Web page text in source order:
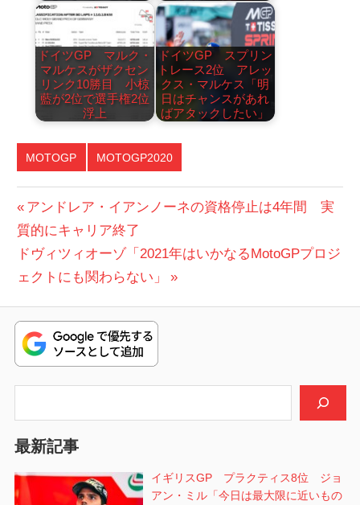
ドイツGP マルク・
マルケスがザクセン
リンク10勝目 小椋
藍が2位で選手権2位
浮上
ドイツGP スプリン
トレース2位 アレッ
クス・マルケス「明
日はチャンスがあれ
ばアタックしたい」
MOTOGP MOTOGP2020
投
稿
ナ
ビ
ゲ
ー
ン
前
の
投
稿:
アンドレア・イアンノーネの資格停止は4年間 実
質的にキャリア終了
次
の
稿:
ドヴィツィオーゾ「2021年はいかなるMotoGPプロジ
ェクトにも関わらない」
最新記事
イギリスGP プラクティス8位 ジョ
アン・ミル「今日は最大限に近いもの